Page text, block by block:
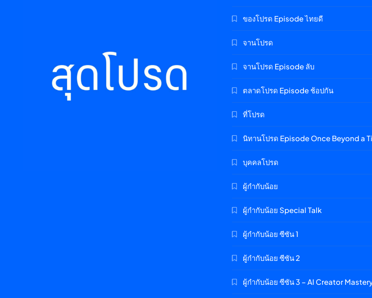
ของโปรด Episode ไทยดี
จานโปรด
จานโปรด Episode ลับ
ตลาดโปรด Episode ช้อปกัน
ที่โปรด
นิทานโปรด Episode Once Beyond a
บุคคลโปรด
ผู้กำกับน้อย
ผู้กำกับน้อย Special Talk
ผู้กำกับน้อย ซีซัน 1
ผู้กำกับน้อย ซีซัน 2
ผู้กำกับน้อย ซีซัน 3 – AI Creator